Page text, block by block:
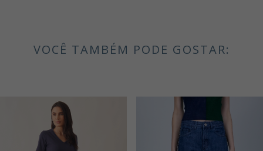
VOCÊ TAMBÉM PODE GOSTAR: